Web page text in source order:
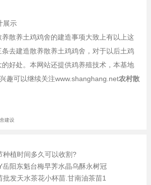
散养土鸡鸡舍的建造事项大致上有以上这
去建造散养散养土鸡鸡舍，对于以后土鸡
好处。本网站还提供鸡养殖技术，本基地
趣可以继续关注www.shanghang.net农村散
建设
种植时间多久可以收割?
岳阳东魁台梅早荠水晶乌酥永树冠
批发天水茶花小杯苗.甘南油茶苗1